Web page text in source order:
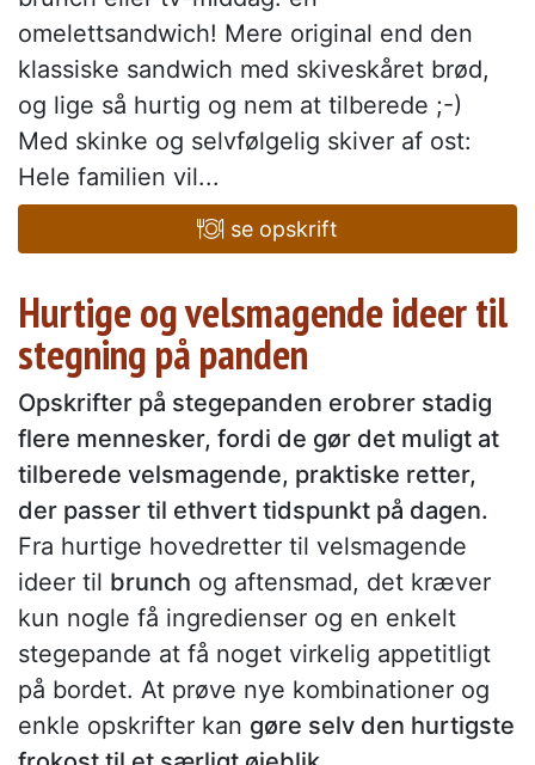
omelettsandwich! Mere original end den
klassiske sandwich med skiveskåret brød,
og lige så hurtig og nem at tilberede ;-)
Med skinke og selvfølgelig skiver af ost:
Hele familien vil...
se opskrift
Hurtige og velsmagende ideer til
stegning på panden
Opskrifter på stegepanden erobrer stadig
flere mennesker, fordi de gør det muligt at
tilberede velsmagende, praktiske retter,
der passer til ethvert tidspunkt på dagen.
Fra hurtige hovedretter til velsmagende
ideer til brunch og aftensmad, det kræver
kun nogle få ingredienser og en enkelt
stegepande at få noget virkelig appetitligt
på bordet. At prøve nye kombinationer og
enkle opskrifter kan gøre selv den hurtigste